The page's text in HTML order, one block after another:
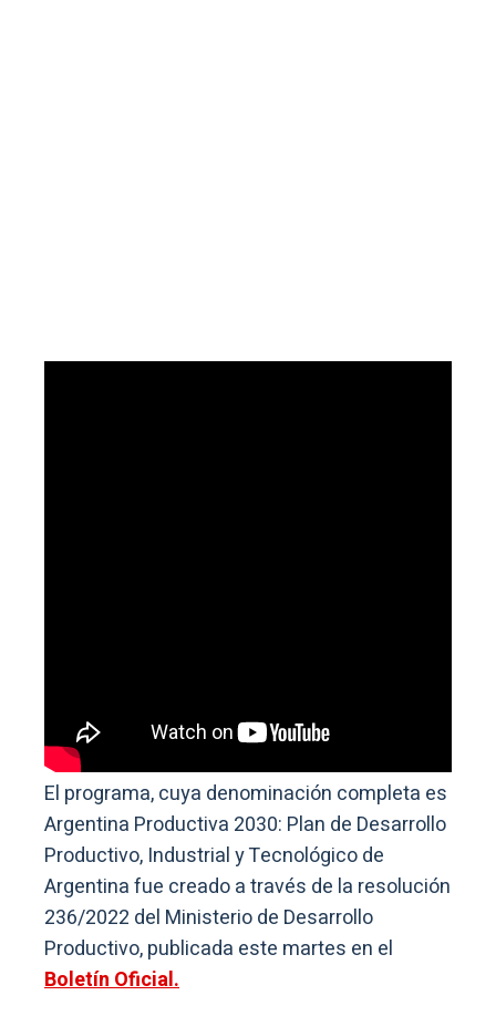
El programa, cuya denominación completa es
Argentina Productiva 2030: Plan de Desarrollo
Productivo, Industrial y Tecnológico de
Argentina fue creado a través de la resolución
236/2022 del Ministerio de Desarrollo
Productivo, publicada este martes en el
Boletín Oficial.